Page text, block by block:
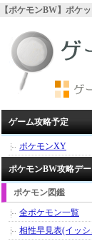
【ポケモンBW】ポケ
ゲーム攻略予定
ポケモンXY
ポケモンBW攻略デ
ポケモン図鑑
全ポケモン一覧
相性早見表(イッ